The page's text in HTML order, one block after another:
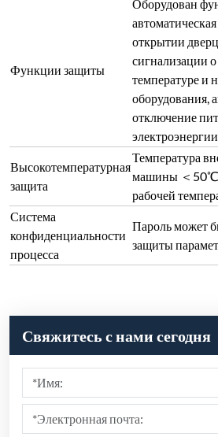
Свяжитесь с нами сегодня
Рекомендовать продукты